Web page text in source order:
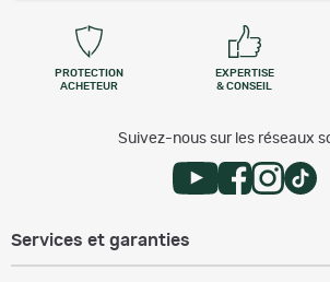
PROTECTION
ACHETEUR
EXPERTISE
& CONSEIL
Suivez-nous sur les réseaux
Services et garanties